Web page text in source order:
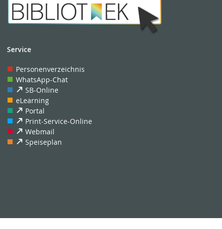
Service
Personenverzeichnis
WhatsApp-Chat
SB-Online
eLearning
Portal
Print-Service-Online
Webmail
Speiseplan